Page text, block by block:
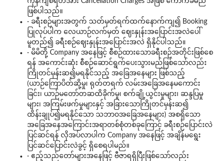
ဖြစ်ပါသည်။
· ခရီးစဉ်များအတွက် သတ်မှတ်ရက်ထက်နောက်ကျ၍ Booking
ပြုလုပ်ပါက လေယာဉ်လက်မှတ် ဈေးနှုန်းအပြောင်းအလဲပေါ်
မူတည်၍ ခရီးစဉ်ဈေးနှုန်းအပြောင်းအလဲ ရှိနိုင်ပါသည်။
· မိမိတို့ Company အနေဖြင့် စီစဉ်ထားသောခရီးစဉ်အတိုင်းဖြစ်စေ
ရန် အကောင်းဆုံး စီစဉ်ဆောင်ရွက်ပေးသွားမည်ဖြစ်သော်လည်း
ကြိုတင်မှန်းဆ၍မရနိုင်သည့် အခြေအနေများ ဖြစ်သည့်
(ယာဉ်ကြောပိတ်ဆို့မှု၊ ရုတ်တရက် လမ်းအခြေအနေမကောင်း
ခြင်း၊ ယာဉ်မတော်တဆထိခိုက်မှု၊ စက်ချို့ယွင်းမှုများ၊ ဆန္ဒပြမှု
များ၊ အကြမ်းဖက်မှုများနှင့် အခြားသောကြိုတင်မှန်းဆ၍
ထိန်းချုပ်၍မရနိုင်သော သဘာဝအခြေအနေများ) အစရှိသော
အခြေအနေအကြောင်းအရာတစ်စုံတစ်ခုကြောင့် ခရီးစဉ်ပြောင်းလဲ
ပြင်ဆင်ရန် လိုအပ်လာပါက Company အနေဖြင့် အချိန်မရွေး
ပြင်ဆင်ပြောင်းလဲခွင့် ရှိစေရပါမည်။
· ဧည့်သည်တော်များအနေဖြင့် ဗီဇာရရှိပြီးဖြစ်သော်လည်း